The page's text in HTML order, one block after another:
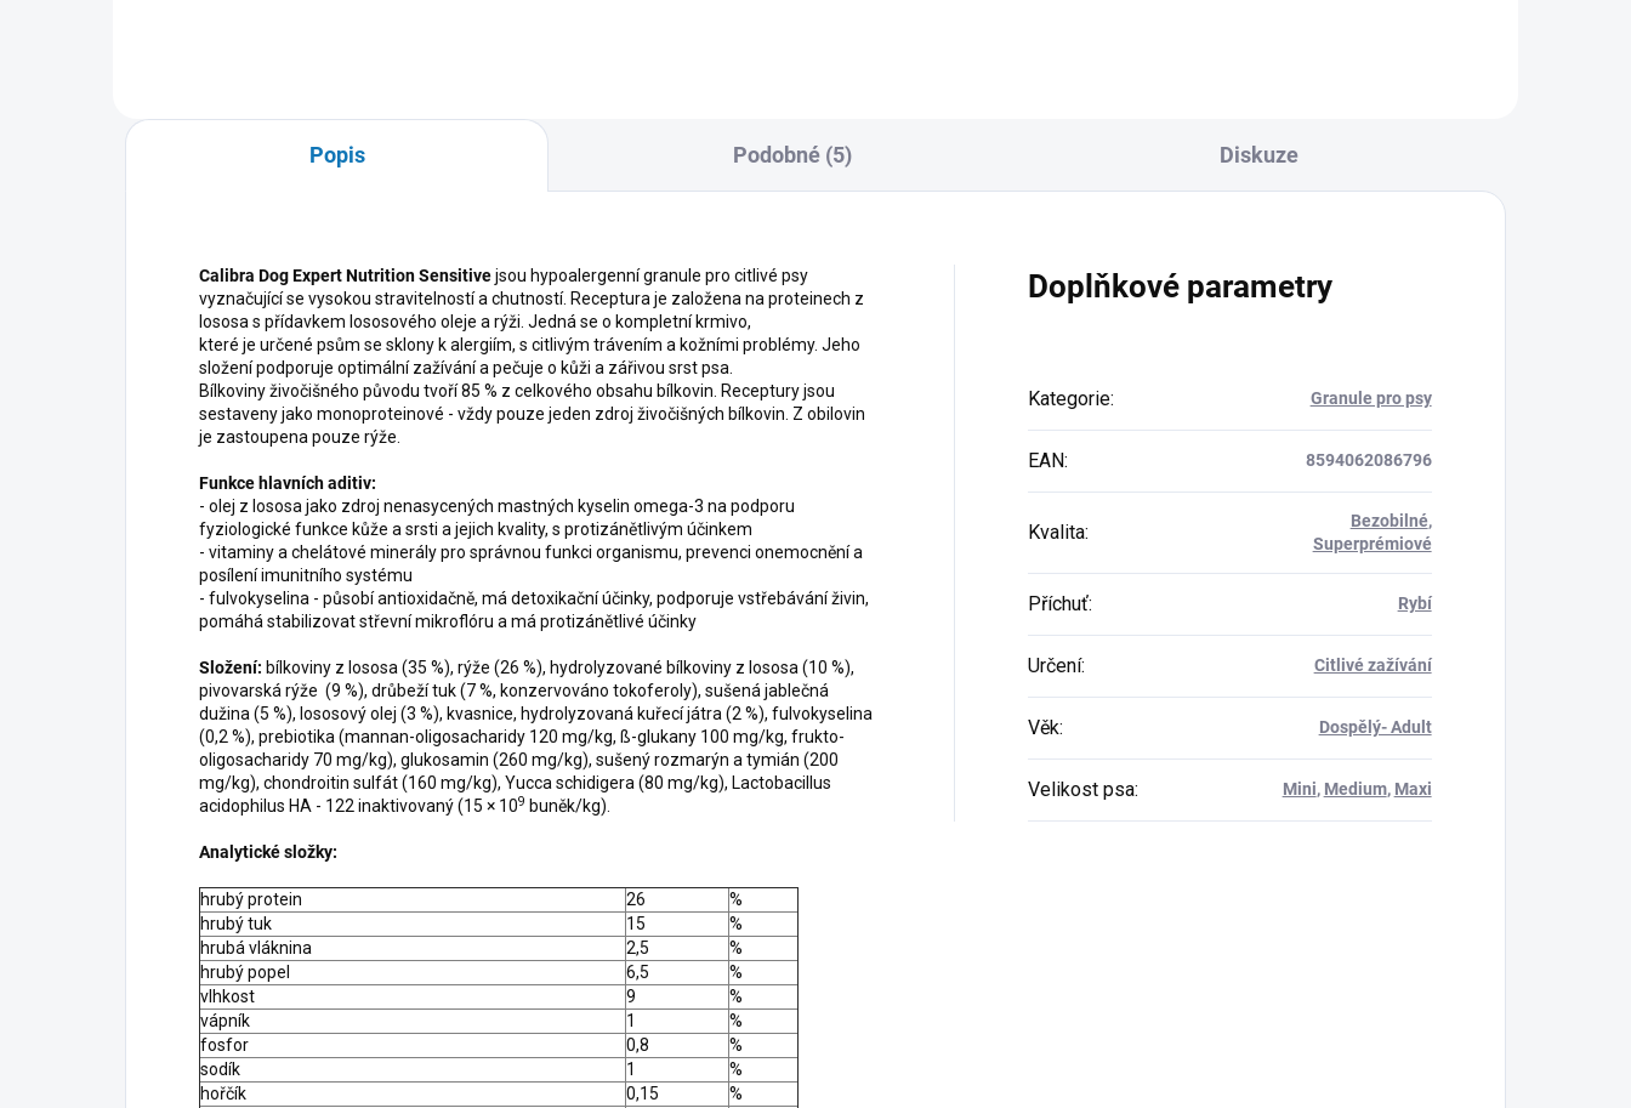
Popis Podobné (5) Diskuze
Calibra Dog Expert Nutrition Sensitivejsou hypoalergenní granule pro citlivé psy
vyznačující se vysokou stravitelností a chutností. Receptura je založena na proteinech z
lososa s přídavkem lososového oleje a rýži. Jedná se o kompletní krmivo,
které je určené psům se sklony k alergiím, s citlivým trávením a kožními problémy. Jeho
složení podporuje optimální zažívání a pečuje o kůži a zářivou srst psa.
Bílkoviny živočišného původu tvoří 85 % z celkového obsahu bílkovin. Receptury jsou
sestaveny jako monoproteinové - vždy pouze jeden zdroj živočišných bílkovin. Z obilovin
je zastoupena pouze rýže.
Funkce hlavních aditiv:
- olej z lososa jako zdroj nenasycených mastných kyselin omega-3 na podporu
fyziologické funkce kůže a srsti a jejich kvality, s protizánětlivým účinkem
- vitaminy a chelátové minerály pro správnou funkci organismu, prevenci onemocnění a
posílení imunitního systému
- fulvokyselina - působí antioxidačně, má detoxikační účinky, podporuje vstřebávání živin,
pomáhá stabilizovat střevní mikroflóru a má protizánětlivé účinky
Složení: bílkoviny z lososa (35 %), rýže (26 %), hydrolyzované bílkoviny z lososa (10 %),
pivovarská rýže (9 %), drůbeží tuk (7 %, konzervováno tokoferoly), sušená jablečná
dužina (5 %), lososový olej (3 %), kvasnice, hydrolyzovaná kuřecí játra (2 %), fulvokyselina
(0,2 %), prebiotika (mannan-oligosacharidy 120 mg/kg, ß-glukany 100 mg/kg, frukto-
oligosacharidy 70 mg/kg), glukosamin (260 mg/kg), sušený rozmarýn a tymián (200
mg/kg), chondroitin sulfát (160 mg/kg), Yucca schidigera (80 mg/kg), Lactobacillus
acidophilus HA - 122 inaktivovaný (15 × 109 buněk/kg).
Analytické složky:
hrubý protein 26
%
hrubý tuk
15
%
hrubá vláknina
2,5
%
hrubý popel
6,5
%
vlhkost
9
%
vápník
1
%
fosfor
0,8
%
sodík
1
%
hořčík
0,15
%
Doplňkové parametry
Kategorie: Granule pro psy
EAN: 8594062086796
Kvalita: Bezobilné,
Superprémiové
Příchuť: Rybí
Určení: Citlivé zažívání
Věk: Dospělý- Adult
Velikost psa: Mini, Medium, Maxi